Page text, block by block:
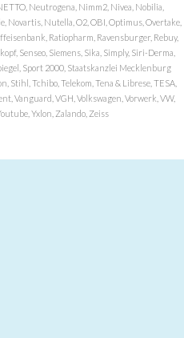
Neutrogena, Nimm2, Nivea, Nobilia,
Novartis, Nutella, O2, OBI, Optimus, Overtake,
Ratiopharm, Ravensburger, Rebuy,
Senseo, Siemens, Sika, Simply, Siri-Derma,
Sport 2000, Staatskanzlei Mecklenburg
Tchibo, Telekom, Tena & Librese, TESA,
Vanguard, VGH, Volkswagen, Vorwerk, VW,
Yxlon, Zalando, Zeiss